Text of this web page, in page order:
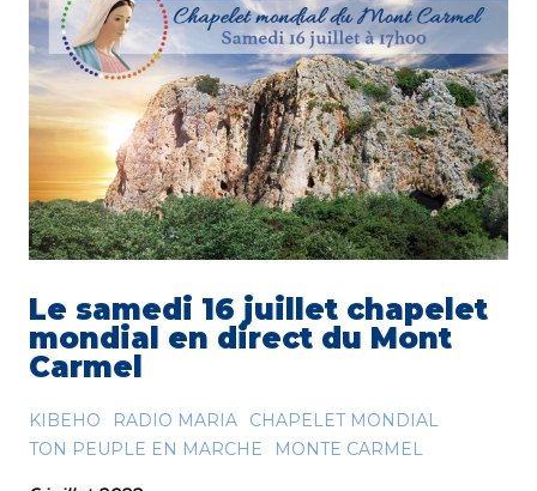
Le samedi 16 juillet chapelet
mondial en direct du Mont
Carmel
KIBEHO RADIO MARIA
CHAPELET MONDIAL
TON PEUPLE EN MARCHE
MONTE CARMEL